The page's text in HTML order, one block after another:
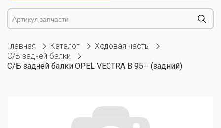
Главная Каталог
Ходовая часть
С/Б задней балки
С/Б задней балки OPEL VECTRA B 95-- (задний)